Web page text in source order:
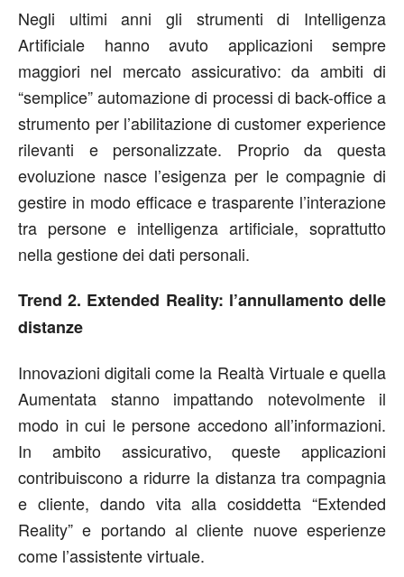
Negli ultimi anni gli strumenti di Intelligenza
Artificiale hanno avuto applicazioni sempre
maggiori nel mercato assicurativo: da ambiti di
“semplice” automazione di processi di back-office a
strumento per l’abilitazione di customer experience
rilevanti e personalizzate. Proprio da questa
evoluzione nasce l’esigenza per le compagnie di
gestire in modo efficace e trasparente l’interazione
tra persone e intelligenza artificiale, soprattutto
nella gestione dei dati personali.
Trend 2. Extended Reality: l’annullamento delle
distanze
Innovazioni digitali come la Realtà Virtuale e quella
Aumentata stanno impattando notevolmente il
modo in cui le persone accedono all’informazioni.
In ambito assicurativo, queste applicazioni
contribuiscono a ridurre la distanza tra compagnia
e cliente, dando vita alla cosiddetta “Extended
Reality” e portando al cliente nuove esperienze
come l’assistente virtuale.